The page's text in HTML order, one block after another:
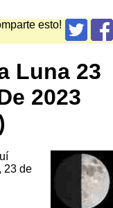
esto!
Luna 23
2023
23 de